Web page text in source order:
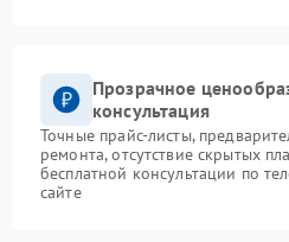
Прозрачное
консультация
Точные прайс-листы,
ремонта, отсутствие скрытых
бесплатной консультации по
сайте